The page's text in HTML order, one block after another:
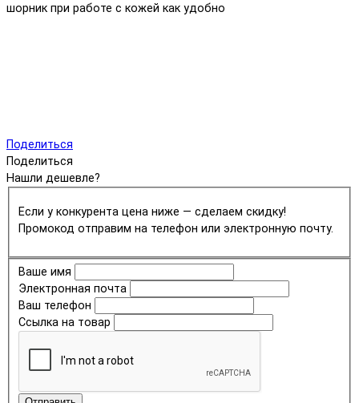
шорник при работе с кожей как удобно
Поделиться
Поделиться
Нашли дешевле?
Если у конкурента цена ниже — сделаем скидку!
Промокод отправим на телефон или электронную почту.
Ваше имя
Электронная почта
Ваш телефон
Ссылка на товар